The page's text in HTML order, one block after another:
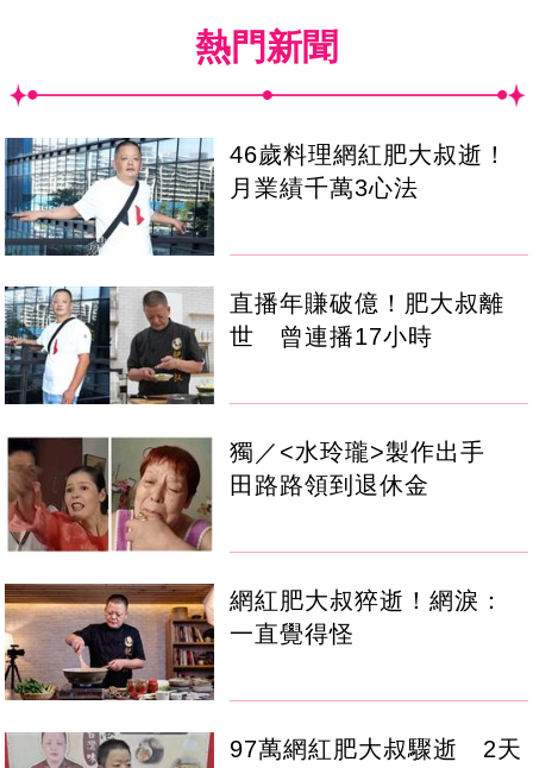
熱門新聞
46歲料理網紅肥大叔逝！
月業績千萬3心法
直播年賺破億！肥大叔離
世 曾連播17小時
獨／<水玲瓏>製作出手
田路路領到退休金
網紅肥大叔猝逝！網淚：
一直覺得怪
97萬網紅肥大叔驟逝 2天